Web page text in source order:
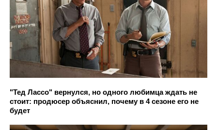
"Тед Лассо" вернулся, но одного любимца ждать не
стоит: продюсер объяснил, почему в 4 сезоне его не
будет